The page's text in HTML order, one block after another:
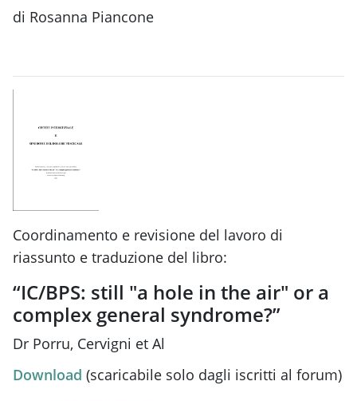
di Rosanna Piancone
Coordinamento e revisione del lavoro di
riassunto e traduzione del libro:
“IC/BPS: still "a hole in the air" or a
complex general syndrome?”
Dr Porru, Cervigni et Al
Download (scaricabile solo dagli iscritti al forum)